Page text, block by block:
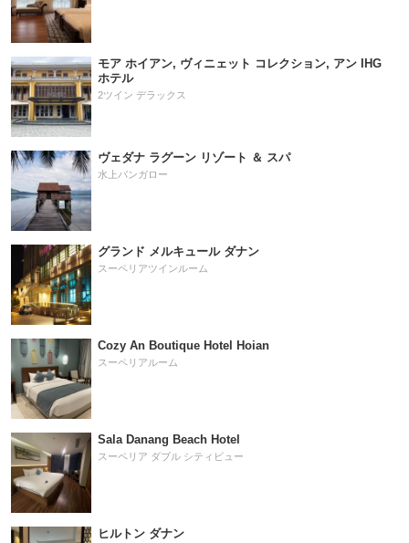
モア ホイアン, ヴィニェット コレクション, アン IHG
ホテル
2ツイン デラックス
ヴェダナ ラグーン リゾート ＆ スパ
水上バンガロー
グランド メルキュール ダナン
スーペリアツインルーム
Cozy An Boutique Hotel Hoian
スーペリアルーム
Sala Danang Beach Hotel
スーペリア ダブル シティビュー
ヒルトン ダナン